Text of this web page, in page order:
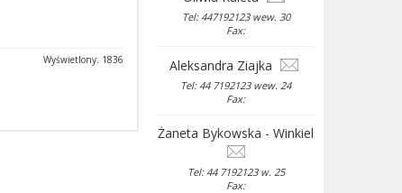
Wyświetlony: 1836
Tel: 447192123 wew. 30
Fax:
Aleksandra Ziajka
Tel: 44 7192123 wew. 24
Fax:
Żaneta Bykowska - Winkiel
Tel: 44 7192123 w. 25
Fax: